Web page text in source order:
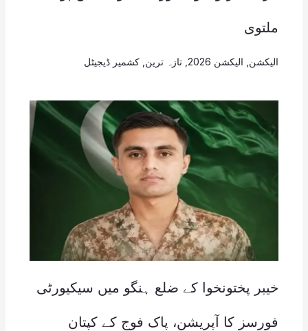
ملتوی
الیکشن الیکشن 2026 , تازہ ترین کشمیر ڈیجیٹل
خیبر پختونخوا کے ضلع ہنگو میں سیکیورٹی
فورسز کا آپریشن، پاک فوج کے کپتان